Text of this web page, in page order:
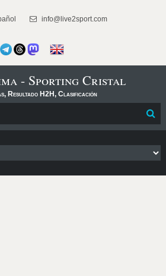
info@live2sport.com
- Sporting Cristal
Resultado H2H, Clasificación